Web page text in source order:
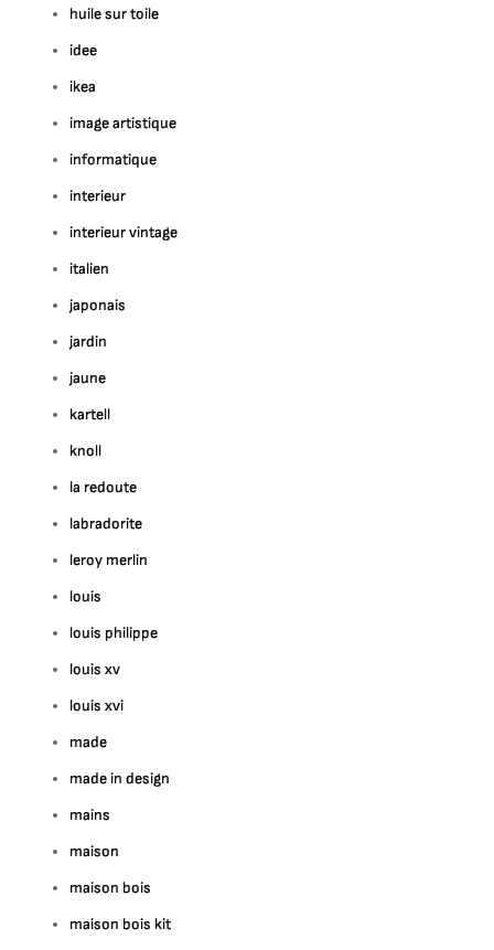
huile sur toile
idee
ikea
image artistique
informatique
interieur
interieur vintage
italien
japonais
jardin
jaune
kartell
knoll
la redoute
labradorite
leroy merlin
louis
louis philippe
louis xv
louis xvi
made
made in design
mains
maison
maison bois
maison bois kit